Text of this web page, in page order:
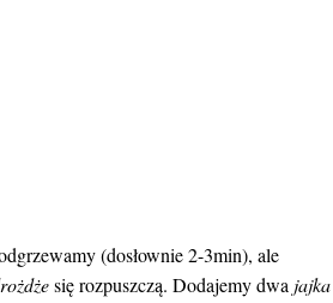
(dosłownie 2-3min), ale
się rozpuszczą. Dodajemy dwa jajka